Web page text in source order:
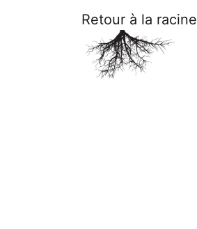
Retour à la racine